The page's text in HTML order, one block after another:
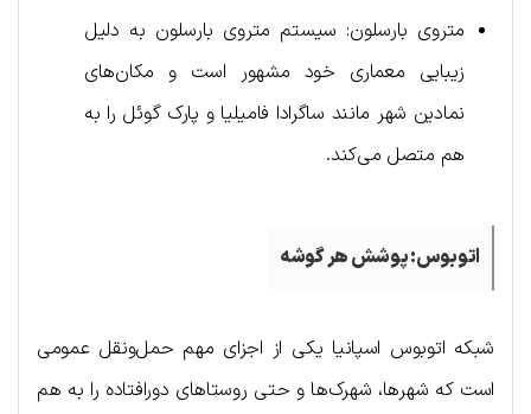
متروی بارسلون: سیستم متروی بارسلون به دلیل
زیبایی معماری خود مشهور است و مکان‌های
نمادین شهر مانند ساگرادا فامیلیا و پارک گوئل را به
هم متصل می‌کند.
اتوبوس: پوشش هر گوشه
شبکه اتوبوس اسپانیا یکی از اجزای مهم حمل‌ونقل عمومی
است که شهرها، شهرک‌ها و حتی روستاهای دورافتاده را به هم